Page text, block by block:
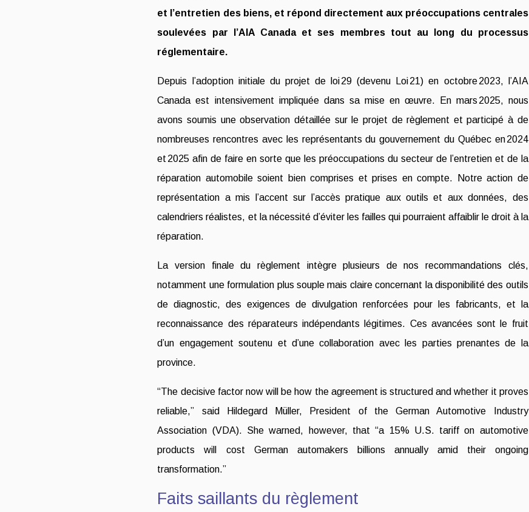
et l’entretien des biens, et répond directement aux préoccupations centrales
soulevées par l’AIA Canada et ses membres tout au long du processus
réglementaire.
Depuis l’adoption initiale du projet de loi 29 (devenu Loi 21) en octobre 2023, l’AIA
Canada est intensivement impliquée dans sa mise en œuvre. En mars 2025, nous
avons soumis une observation détaillée sur le projet de règlement et participé à de
nombreuses rencontres avec les représentants du gouvernement du Québec en 2024
et 2025 afin de faire en sorte que les préoccupations du secteur de l’entretien et de la
réparation automobile soient bien comprises et prises en compte. Notre action de
représentation a mis l’accent sur l’accès pratique aux outils et aux données, des
calendriers réalistes, et la nécessité d’éviter les failles qui pourraient affaiblir le droit à la
réparation.
La version finale du règlement intègre plusieurs de nos recommandations clés,
notamment une formulation plus souple mais claire concernant la disponibilité des outils
de diagnostic, des exigences de divulgation renforcées pour les fabricants, et la
reconnaissance des réparateurs indépendants légitimes. Ces avancées sont le fruit
d’un engagement soutenu et d’une collaboration avec les parties prenantes de la
province.
“The decisive factor now will be how the agreement is structured and whether it proves
reliable,” said Hildegard Müller, President of the German Automotive Industry
Association (VDA). She warned, however, that “a 15% U.S. tariff on automotive
products will cost German automakers billions annually amid their ongoing
transformation.”
Faits saillants du règlement